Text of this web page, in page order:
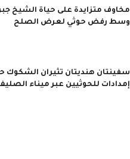
مخاوف متزايدة على حياة الشيخ
وسط رفض حوثي لعرض الصلح
سفينتان هنديتان تثيران الشكوك
إمدادات للحوثيين عبر ميناء